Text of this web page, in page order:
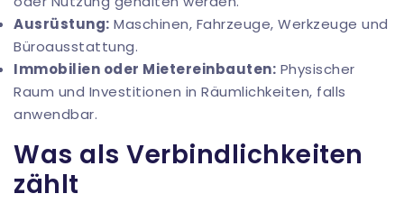
Ausrüstung: Maschinen, Fahrzeuge, Werkzeuge und
Büroausstattung.
Immobilien oder Mietereinbauten: Physischer
Raum und Investitionen in Räumlichkeiten, falls
anwendbar.
Was als Verbindlichkeiten
zählt